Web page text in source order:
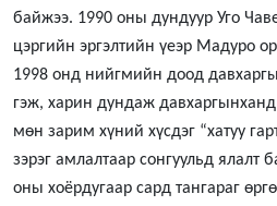
байжээ. 1990 оны дундуур Уго
цэргийн эргэлтийн үеэр Мадуро
1998 онд нийгмийн доод
гэж, харин дундаж
мөн зарим хүний хүсдэг “хатуу
зэрэг амлалтаар сонгуульд ялалт
оны хоёрдугаар сард тангараг